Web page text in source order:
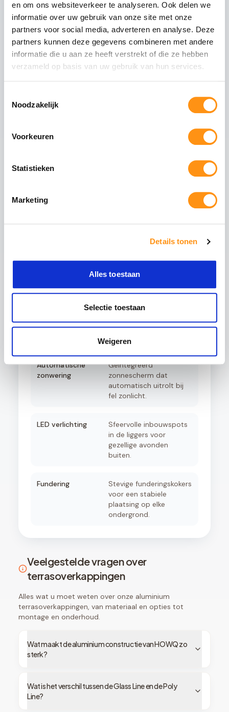
en om ons websiteverkeer te analyseren. Ook delen we
informatie over uw gebruik van onze site met onze
partners voor social media, adverteren en analyse. Deze
partners kunnen deze gegevens combineren met andere
informatie die u aan ze heeft verstrekt of die ze hebben
verzameld op basis van uw gebruik van hun services.
Noodzakelijk
Voorkeuren
Statistieken
Marketing
Details tonen
Alles toestaan
Selectie toestaan
Weigeren
Dit pakket bevat
Mat antraciete staanders
Tussenliggers
Zijliggers
Volledig isolerende
met optimaal comfort.
Aluminium zijwandenCreëer privacy en
elegante aluminium
rabatpanelen.
Automatische
zonwering
Geïntegreerd
zonnescherm dat
automatisch uitrolt bij
fel zonlicht.
LED verlichting
Sfeervolle inbouwspots
in de liggers voor
gezellige avonden
buiten.
Fundering
Stevige funderingskokers
voor een stabiele
plaatsing op elke
ondergrond.
Veelgestelde vragen over
terrasoverkappingen
Alles wat u moet weten over onze aluminium
terrasoverkappingen, van materiaal en opties tot
montage en onderhoud.
Wat maakt de aluminium constructie van HOWQ zo
sterk?
Wat is het verschil tussen de Glass Line en de Poly
Line?